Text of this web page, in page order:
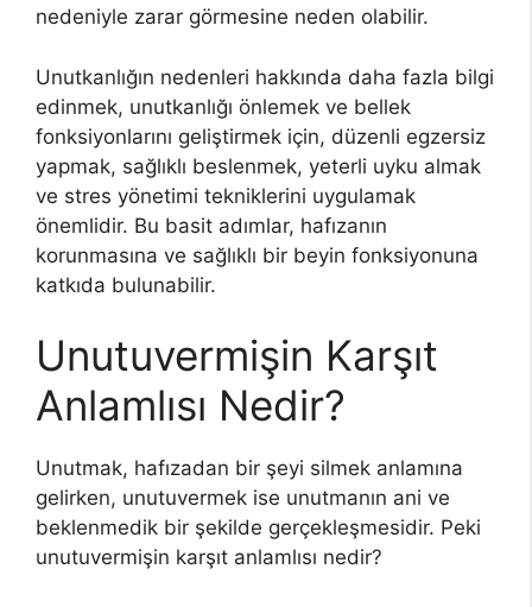
nedeniyle zarar görmesine neden olabilir.
Unutkanlığın nedenleri hakkında daha fazla bilgi
edinmek, unutkanlığı önlemek ve bellek
fonksiyonlarını geliştirmek için, düzenli egzersiz
yapmak, sağlıklı beslenmek, yeterli uyku almak
ve stres yönetimi tekniklerini uygulamak
önemlidir. Bu basit adımlar, hafızanın
korunmasına ve sağlıklı bir beyin fonksiyonuna
katkıda bulunabilir.
Unutuvermişin Karşıt
Anlamlısı Nedir?
Unutmak, hafızadan bir şeyi silmek anlamına
gelirken, unutuvermek ise unutmanın ani ve
beklenmedik bir şekilde gerçekleşmesidir. Peki
unutuvermişin karşıt anlamlısı nedir?